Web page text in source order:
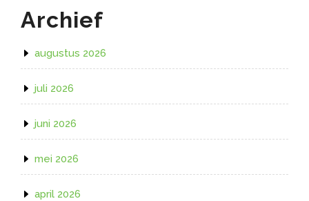
Archief
augustus 2026
juli 2026
juni 2026
mei 2026
april 2026